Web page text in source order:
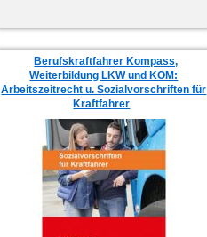
Berufskraftfahrer Kompass,
Weiterbildung LKW und KOM:
Arbeitszeitrecht u. Sozialvorschriften für
Kraftfahrer